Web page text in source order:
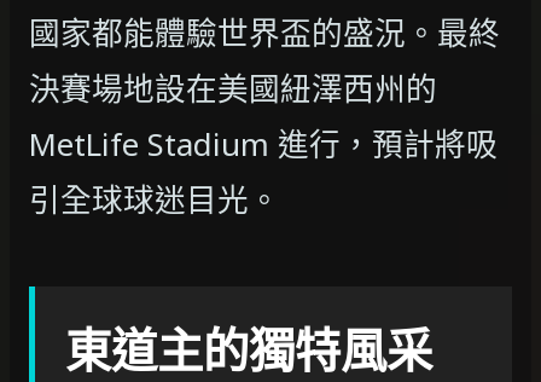
國家都能體驗世界盃的盛況。最終
決賽場地設在美國紐澤西州的
MetLife Stadium 進行，預計將吸
引全球球迷目光。
東道主的獨特風采